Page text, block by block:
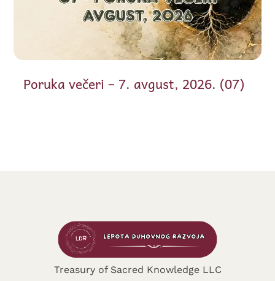
Poruka večeri – 7. avgust, 2026. (07)
Treasury of Sacred Knowledge LLC